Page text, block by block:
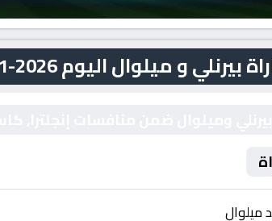
و ميلوال اليوم 2026-01-10 بث مباشر
ميلوال